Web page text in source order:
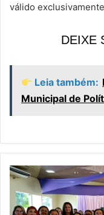
válido
DEIXE
Leia também:
Municipal de
P